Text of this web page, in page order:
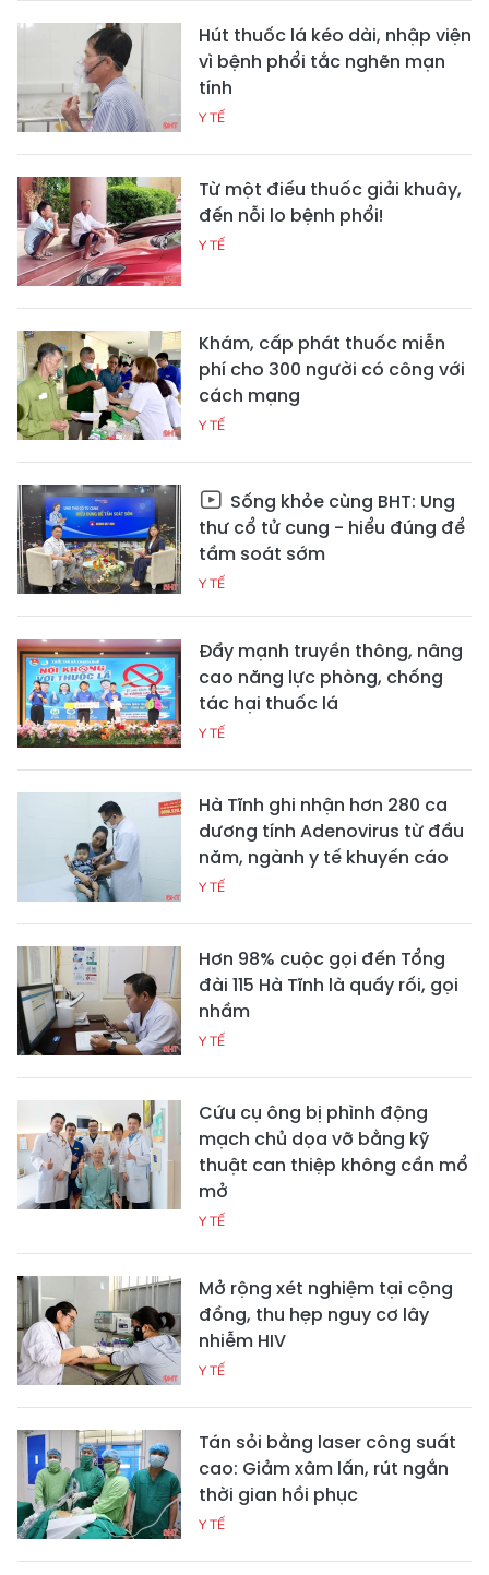
Hút thuốc lá kéo dài, nhập viện
vì bệnh phổi tắc nghẽn mạn
tính
Y TẾ
Từ một điếu thuốc giải khuây,
đến nỗi lo bệnh phổi!
Y TẾ
Khám, cấp phát thuốc miễn
phí cho 300 người có công với
cách mạng
Y TẾ
Sống khỏe cùng BHT: Ung
thư cổ tử cung - hiểu đúng để
tầm soát sớm
Y TẾ
Đẩy mạnh truyền thông, nâng
cao năng lực phòng, chống
tác hại thuốc lá
Y TẾ
Hà Tĩnh ghi nhận hơn 280 ca
dương tính Adenovirus từ đầu
năm, ngành y tế khuyến cáo
Y TẾ
Hơn 98% cuộc gọi đến Tổng
đài 115 Hà Tĩnh là quấy rối, gọi
nhầm
Y TẾ
Cứu cụ ông bị phình động
mạch chủ dọa vỡ bằng kỹ
thuật can thiệp không cần mổ
mở
Y TẾ
Mở rộng xét nghiệm tại cộng
đồng, thu hẹp nguy cơ lây
nhiễm HIV
Y TẾ
Tán sỏi bằng laser công suất
cao: Giảm xâm lấn, rút ngắn
thời gian hồi phục
Y TẾ